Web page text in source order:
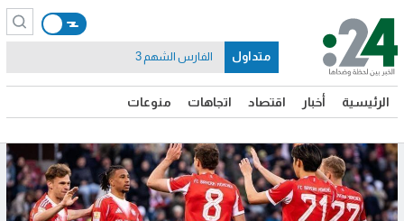
الرئيسية أخبار اقتصاد اتجاهات منوعات
متداول الفارس الشهم 3